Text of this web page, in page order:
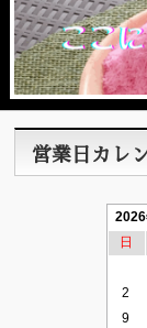
営業日カレ
2026
日
2
9